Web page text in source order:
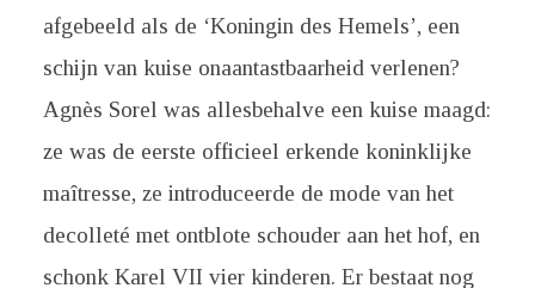
afgebeeld als de ‘Koningin des Hemels’, een
schijn van kuise onaantastbaarheid verlenen?
Agnès Sorel was allesbehalve een kuise maagd:
ze was de eerste officieel erkende koninklijke
maîtresse, ze introduceerde de mode van het
decolleté met ontblote schouder aan het hof, en
schonk Karel VII vier kinderen. Er bestaat nog